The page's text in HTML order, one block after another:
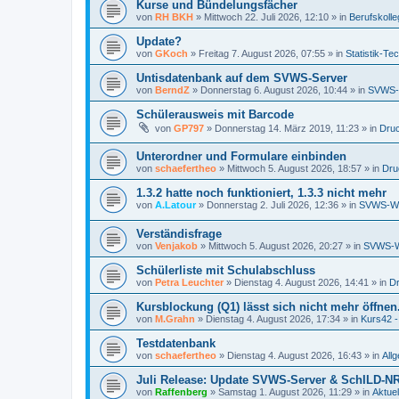
Kurse und Bündelungsfächer
von RH BKH » Mittwoch 22. Juli 2026, 12:10 » in
Update?
von GKoch » Freitag 7. August 2026, 07:55 » in Statistik-
Untisdatenbank auf dem SVWS-Server
von BerndZ » Donnerstag 6. August 2026, 10:44 » in
Schülerausweis mit Barcode
von GP797 » Donnerstag 14. März 2019, 11:23 » in
Unterordner und Formulare einbinden
von schaefertheo » Mittwoch 5. August 2026, 18:57 » in
1.3.2 hatte noch funktioniert, 1.3.3 nicht mehr
von A.Latour» Donnerstag 2. Juli 2026, 12:36 » in SVWS-
Verständisfrage
von Venjakob » Mittwoch 5. August 2026, 20:27 » in SVWS-
Schülerliste mit Schulabschluss
von Petra Leuchter » Dienstag 4. August 2026, 14:41 » in
Kursblockung (Q1) lässt sich nicht mehr öffnen.
von M.Grahn » Dienstag 4. August 2026, 17:34 » in Kurs42
Testdatenbank
von schaefertheo » Dienstag 4. August 2026, 16:43 » in
Juli Release: Update SVWS-Server & SchILD-
von Raffenberg » Samstag 1. August 2026, 11:29 » in